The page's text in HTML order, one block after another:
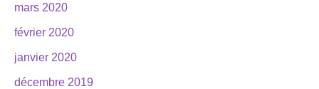
mars 2020
février 2020
janvier 2020
décembre 2019